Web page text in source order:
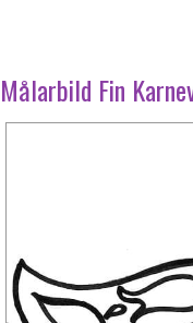
Målarbild Fin